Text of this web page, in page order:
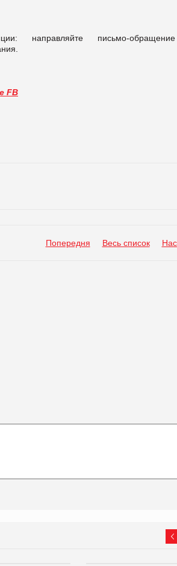
направляйте письмо-
FB
Попередня Весь список